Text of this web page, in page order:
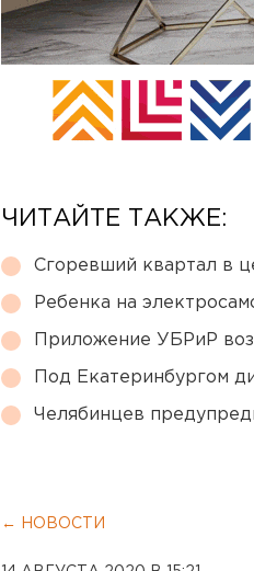
ЧИТАЙТЕ ТАКЖЕ:
Сгоревший квартал в
Ребенка на
Приложение УБРиР
Под Екатеринбургом
Челябинцев
← НОВОСТИ